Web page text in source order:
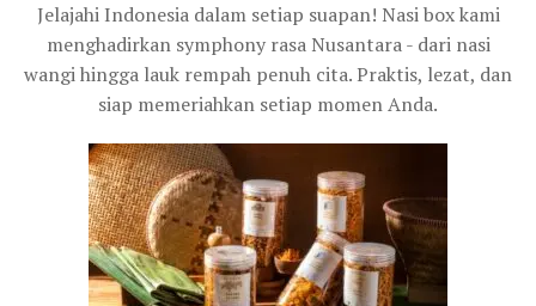
Jelajahi Indonesia dalam setiap suapan! Nasi box kami
menghadirkan symphony rasa Nusantara - dari nasi
wangi hingga lauk rempah penuh cita. Praktis, lezat, dan
siap memeriahkan setiap momen Anda.